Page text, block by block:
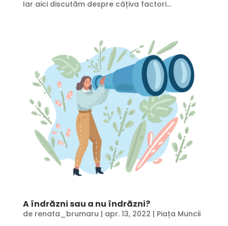
Iar aici discutăm despre câțiva factori...
A îndrăzni sau a nu îndrăzni?
de renata_brumaru | apr. 13, 2022 | Piața Muncii